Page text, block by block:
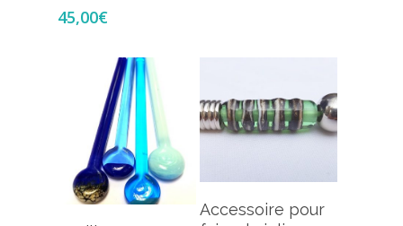
45,00€
Ajouter Au
Panier
Accessoire pour